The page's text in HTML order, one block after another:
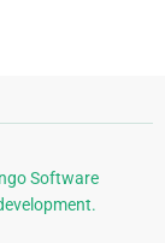
Software